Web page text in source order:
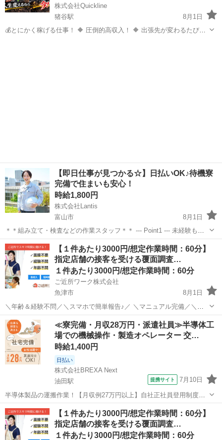
株式会社Quickline
猪谷駅
8月1日
💰とにかく稼げる仕事！ 🔶 圧倒的高収入！ 🔶 出張先が変わるたび
【即日仕事が見つかる☆】日払いOK♪待機寮
完備で住まいも安心！
時給1,800円
株式会社Lantis
富山市
8月1日
＊＊組み立て・検査などの作業スタッフ＊＊ --- Point1 --- 未経験も就
業OK！ 工場未経験でもご安心ください！！ 先輩スタッフがイチから
丁寧にサポート！ 未経験からスタートした方も多数活躍しています
☆...
富山 富山市 工場 スタッフ
【１件あたり3000円/想定作業時間：60分】
指定店舗の接客を受ける覆面調査…
１件あたり3000円/想定作業時間：60分
ご近所ワーク株式会社
魚津市
8月1日
＼年齢＆経験不問／＼スマホで簡単報告♪／ ＼マニュアル完備／＼ス
キマ時間のお小遣い稼ぎにぴったり／ ※業務委託なので履歴書不要で
す。 指定店舗の接客を受ける覆面調査のお仕事のお仕事です♪ 指定店
舗へ訪問する覆面調査・報告...
富山 魚津市 その他
≪寮完備・月収28万円・派遣社員≫半導体工
場での機械操作・製造オペレーター 交…
時給1,400円
日払い
株式会社BREXA Next
油田駅
提携サイト 7月10日
半導体製品の運搬作業！【月収例27万円以上】自社正社員登用制度あ
り★備品付きワンルーム寮完備★寮から工場まで送迎あり◎空調完備
で1年中快適作業！マイカー通勤OK＆無料駐車場あり★《富山県砺波
市》 人気の工場のお仕事 ◇半導...
富山 砺波市 油田駅 その他
【１件あたり3000円/想定作業時間：60分】
指定店舗の接客を受ける覆面調査…
１件あたり3000円/想定作業時間：60分